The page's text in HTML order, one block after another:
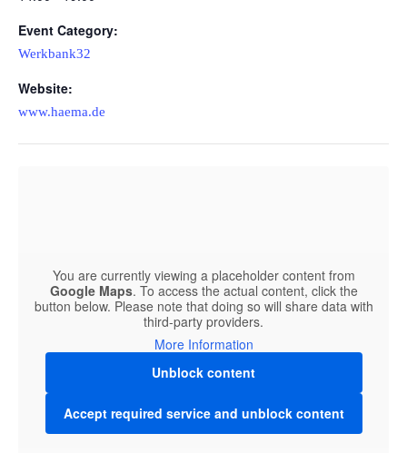
Event Category:
Werkbank32
Website:
www.haema.de
VENUE
You are currently viewing a placeholder content from
Google Maps. To access the actual content, click the
button below. Please note that doing so will share data with
third-party providers.
More Information
Unblock content
Accept required service and unblock content